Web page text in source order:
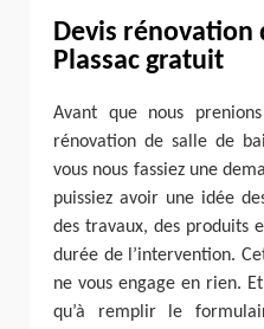
Devis rénovation
Plassac gratuit
Avant que nous
rénovation de salle de
vous nous fassiez une
puissiez avoir une idée
des travaux, des produits
durée de l’intervention.
ne vous engage en rien.
qu’à remplir le